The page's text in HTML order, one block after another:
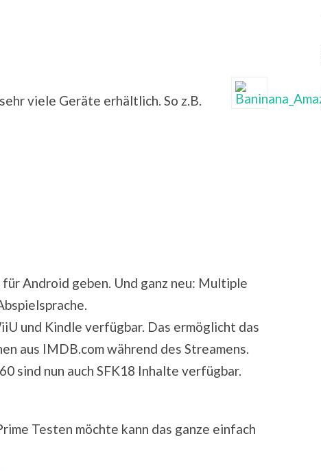
viele Geräte erhältlich. So z.B.
Android geben. Und ganz neu: Multiple
und Kindle verfügbar. Das ermöglicht das
aus IMDB.com während des Streamens.
sind nun auch SFK18 Inhalte verfügbar.
Testen möchte kann das ganze einfach